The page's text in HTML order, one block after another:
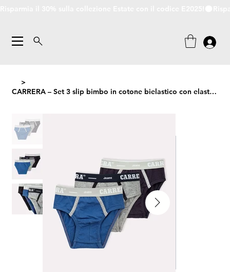
>
CARRERA – Set 3 slip bimbo in cotone bielastico con elastico esterno